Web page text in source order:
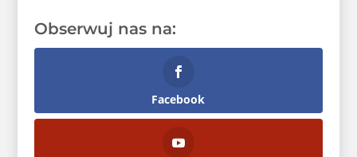
Obserwuj nas na:
Facebook